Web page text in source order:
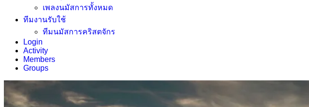
เพลงนมัสการทั้งหมด
ทีมงานรับใช้
ทีมนมัสการคริสตจักร
Login
Activity
Members
Groups